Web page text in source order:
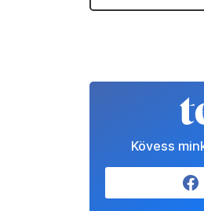
Kövess